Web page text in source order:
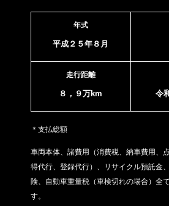
年式
平成２５年８月
走行距離
８，９万km 令
＊支払総額
車両本体、諸費用（消費税、納車費用、
得代行、登録代行）、リサイクル預託金
険、自動車重量税（車検切れの場合） 全
す。